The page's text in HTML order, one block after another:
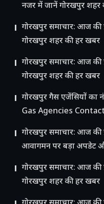
नजर में जानें गोरखपुर शहर
गोरखपुर समाचार: आज की
गोरखपुर शहर की हर खबर
गोरखपुर समाचार: आज की
गोरखपुर शहर की हर खबर
गोरखपुर गैस एजेंसियों
Gas Agencies
गोरखपुर समाचार: आज की
आवागमन पर बड़ा अपडेट
गोरखपुर समाचार: आज की
गोरखपुर शहर की हर खबर